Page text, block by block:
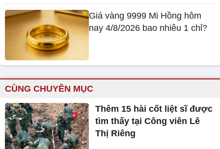
Giá vàng 9999 Mi Hồng hôm
nay 4/8/2026 bao nhiêu 1 chỉ?
CÙNG CHUYÊN MỤC
Thêm 15 hài cốt liệt sĩ được
tìm thấy tại Công viên Lê
Thị Riêng